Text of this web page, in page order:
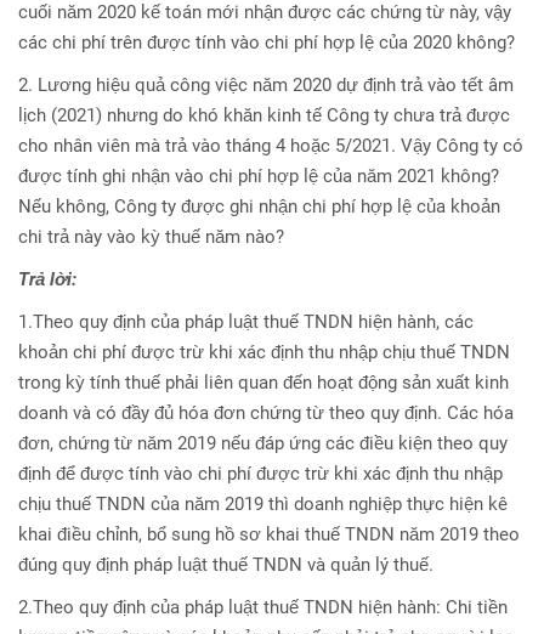
cuối năm 2020 kế toán mới nhận được các chứng từ này, vậy
các chi phí trên được tính vào chi phí hợp lệ của 2020 không?
2. Lương hiệu quả công việc năm 2020 dự định trả vào tết âm
lịch (2021) nhưng do khó khăn kinh tế Công ty chưa trả được
cho nhân viên mà trả vào tháng 4 hoặc 5/2021. Vậy Công ty có
được tính ghi nhận vào chi phí hợp lệ của năm 2021 không?
Nếu không, Công ty được ghi nhận chi phí hợp lệ của khoản
chi trả này vào kỳ thuế năm nào?
Trả lời:
1.Theo quy định của pháp luật thuế TNDN hiện hành, các
khoản chi phí được trừ khi xác định thu nhập chịu thuế TNDN
trong kỳ tính thuế phải liên quan đến hoạt động sản xuất kinh
doanh và có đầy đủ hóa đơn chứng từ theo quy định. Các hóa
đơn, chứng từ năm 2019 nếu đáp ứng các điều kiện theo quy
định để được tính vào chi phí được trừ khi xác định thu nhập
chịu thuế TNDN của năm 2019 thì doanh nghiệp thực hiện kê
khai điều chỉnh, bổ sung hồ sơ khai thuế TNDN năm 2019 theo
đúng quy định pháp luật thuế TNDN và quản lý thuế.
2.Theo quy định của pháp luật thuế TNDN hiện hành: Chi tiền